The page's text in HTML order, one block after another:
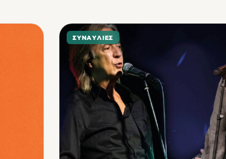
ΣΥΝΑΥΛΊΕΣ